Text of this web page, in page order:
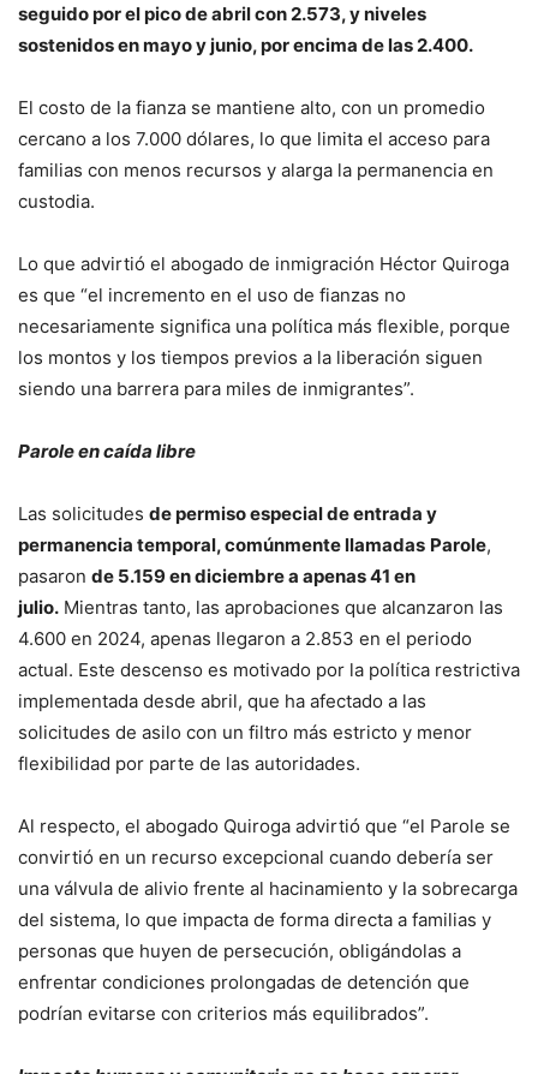
seguido por el pico de abril con 2.573, y niveles
sostenidos en mayo y junio, por encima de las 2.400.
El costo de la fianza se mantiene alto, con un promedio
cercano a los 7.000 dólares, lo que limita el acceso para
familias con menos recursos y alarga la permanencia en
custodia.
Lo que advirtió el abogado de inmigración Héctor Quiroga
es que “el incremento en el uso de fianzas no
necesariamente significa una política más flexible, porque
los montos y los tiempos previos a la liberación siguen
siendo una barrera para miles de inmigrantes”.
Parole en caída libre
Las solicitudes de permiso especial de entrada y
permanencia temporal, comúnmente llamadas Parole,
pasaron de 5.159 en diciembre a apenas 41 en
julio. Mientras tanto, las aprobaciones que alcanzaron las
4.600 en 2024, apenas llegaron a 2.853 en el periodo
actual. Este descenso es motivado por la política restrictiva
implementada desde abril, que ha afectado a las
solicitudes de asilo con un filtro más estricto y menor
flexibilidad por parte de las autoridades.
Al respecto, el abogado Quiroga advirtió que “el Parole se
convirtió en un recurso excepcional cuando debería ser
una válvula de alivio frente al hacinamiento y la sobrecarga
del sistema, lo que impacta de forma directa a familias y
personas que huyen de persecución, obligándolas a
enfrentar condiciones prolongadas de detención que
podrían evitarse con criterios más equilibrados”.